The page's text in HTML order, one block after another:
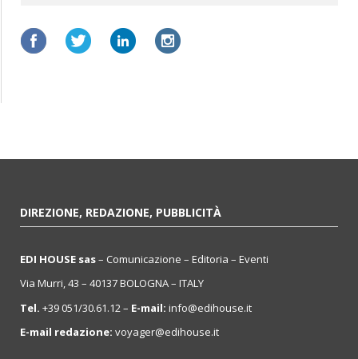
DIREZIONE, REDAZIONE, PUBBLICITÀ
EDI HOUSE sas– Comunicazione – Editoria – Eventi
Via Murri, 43 – 40137 BOLOGNA – ITALY
Tel. +39 051/30.61.12 – E-mail: info@edihouse.it
E-mail redazione: voyager@edihouse.it